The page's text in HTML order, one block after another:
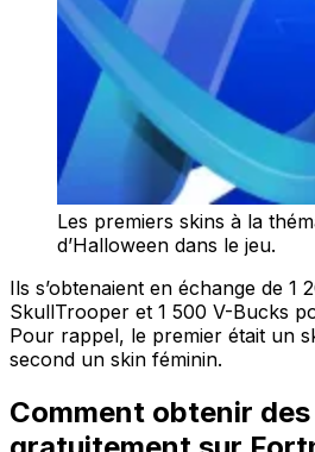
Les premiers skins à la
d’Halloween dans le jeu.
Ils s’obtenaient en échange de 1
SkullTrooper et 1 500 V-Bucks
Pour rappel, le premier était un
second un skin féminin.
Comment obtenir